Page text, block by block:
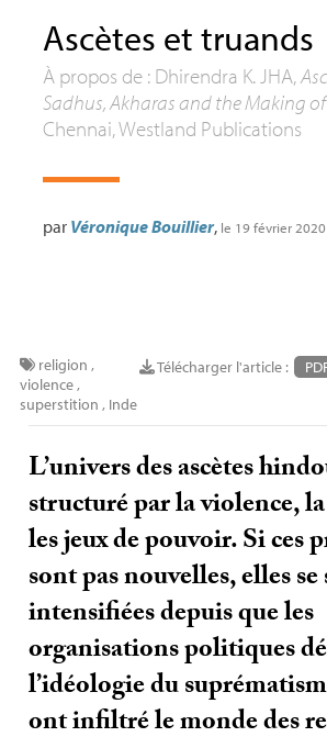
Ascètes et truands
À propos de : Dhirendra K.JHA,
Sadhus, Akharas and the Making
Chennai, Westland Publications
par Véronique Bouillier, le 19 février 2020
Télécharger l'article :
religion ,
violence,
superstition , Inde
L’univers des ascètes
structuré par la violence,
les jeux de pouvoir. Si ces
sont pas nouvelles, elles
intensifiées depuis que les
organisations politiques
l’idéologie du
ont infiltré le monde des